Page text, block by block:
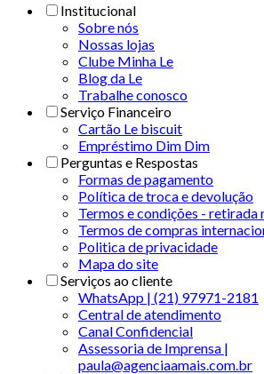
Institucional
Sobre nós
Nossas lojas
Clube Minha Le
Blog da Le
Trabalhe conosco
Serviço Financeiro
Cartão Le biscuit
Empréstimo Dim Dim
Perguntas e Respostas
Formas de pagamento
Política de troca e devolução
Termos e condições - retirada
Termos de compras
Politica de privacidade
Mapa do site
Serviços ao cliente
WhatsApp | (21) 97971-2181
Central de atendimento
Canal Confidencial
Assessoria de Imprensa |
paula@agenciaamais.com.br